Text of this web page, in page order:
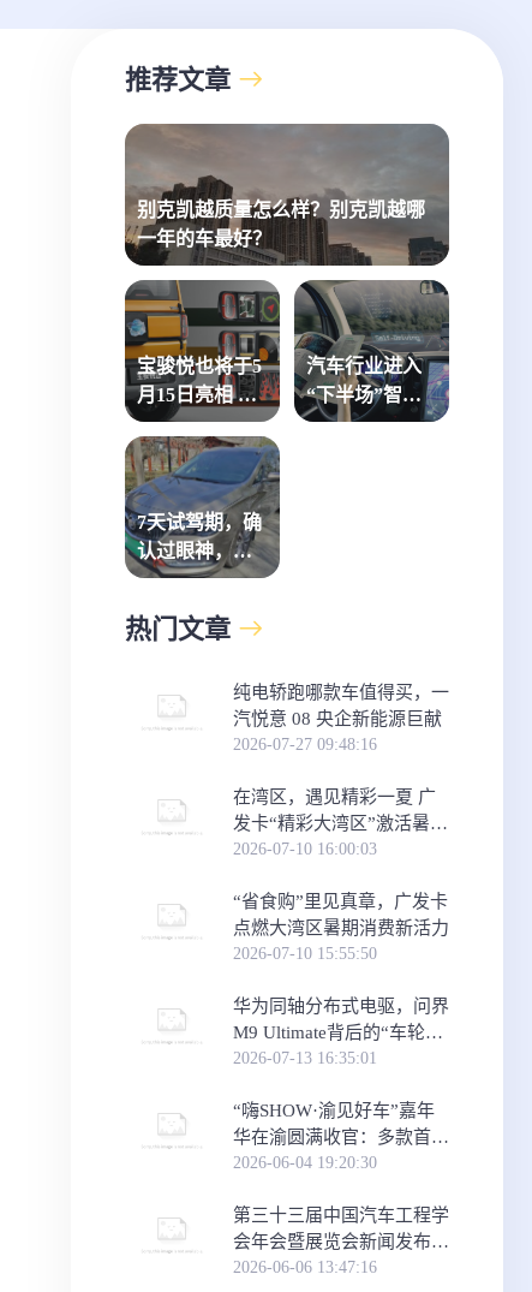
推荐文章
别克凯越质量怎么样？别克凯越哪
一年的车最好？
宝骏悦也将于5
月15日亮相 有
望6月上市
汽车行业进入
“下半场”智能
网联和绿色低
7天试驾期，确
认过眼神，瓜
子二手车就是
热门文章
纯电轿跑哪款车值得买，一
汽悦意 08 央企新能源巨献
2026-07-27 09:48:16
在湾区，遇见精彩一夏 广
发卡“精彩大湾区”激活暑期
消费新体验
2026-07-10 16:00:03
“省食购”里见真章，广发卡
点燃大湾区暑期消费新活力
2026-07-10 15:55:50
华为同轴分布式电驱，问界
M9 Ultimate背后的“车轮思
想者”
2026-07-13 16:35:01
​“嗨SHOW·渝见好车”嘉年
华在渝圆满收官：多款首发
首秀车型，助力重庆消费
2026-06-04 19:20:30
第三十三届中国汽车工程学
会年会暨展览会新闻发布会
在京举行
2026-06-06 13:47:16